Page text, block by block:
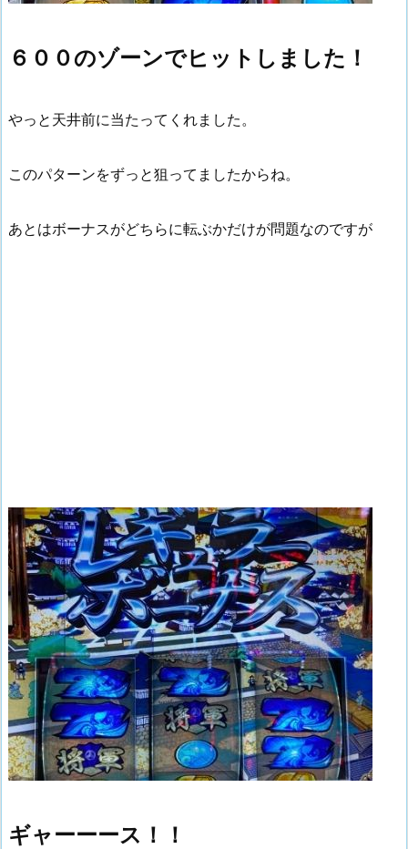
６００のゾーンでヒットしました！
やっと天井前に当たってくれました。
このパターンをずっと狙ってましたからね。
あとはボーナスがどちらに転ぶかだけが問題なのですが
ギャーーース！！